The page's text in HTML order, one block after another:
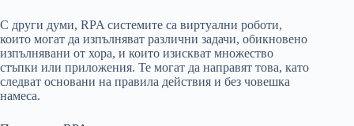
С други думи, RPA системите са виртуални роботи,
които могат да изпълняват различни задачи, обикновено
изпълнявани от хора, и които изискват множество
стъпки или приложения. Те могат да направят това, като
следват основани на правила действия и без човешка
намеса.